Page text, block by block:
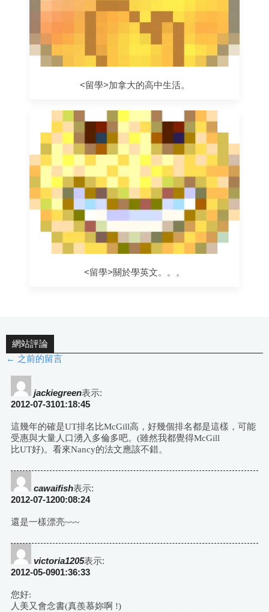
<留學>加拿大的高中生活。
<留學>關於學英文。。。
網站評論
評
論
導
航
← 之前的留言
jackiegreen表示:
2012-07-3101:18:45
這幾年的確是UT排名比McGill高，好幾個排名都是這樣，可能
受惠與大量人口湧入多倫多吧。(雖然我都覺得McGill
比UT好)。看來Nancy的法文應該不錯。
cawaifish表示:
2012-07-1200:08:24
還是一樣漂亮~~~
victoria1205表示:
2012-05-0901:36:33
您好:
人美又會念書(真羨慕妳啊 !)